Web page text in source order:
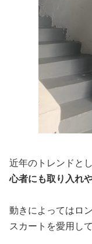
近年のトレンドと
心者にも取り入れ
動きによってはロ
スカートを愛用し